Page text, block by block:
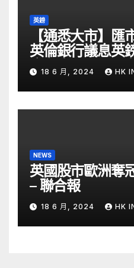
英鎊
【通悉大市】
英倫銀行議息英
金留意 – Now
18 6 月, 2024 HK
NEWS
英國股市歐洲奪
– 聯合報
18 6 月, 2024 HK